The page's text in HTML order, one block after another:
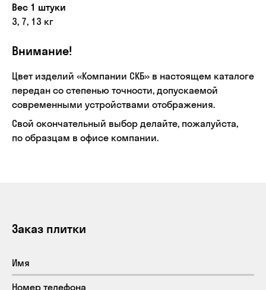
Вес 1 штуки
3, 7, 13 кг
Внимание!
Цвет изделий «Компании СКБ» в настоящем каталоге
передан со степенью точности, допускаемой
современными устройствами отображения.
Свой окончательный выбор делайте, пожалуйста,
по образцам в офисе компании.
Заказ плитки